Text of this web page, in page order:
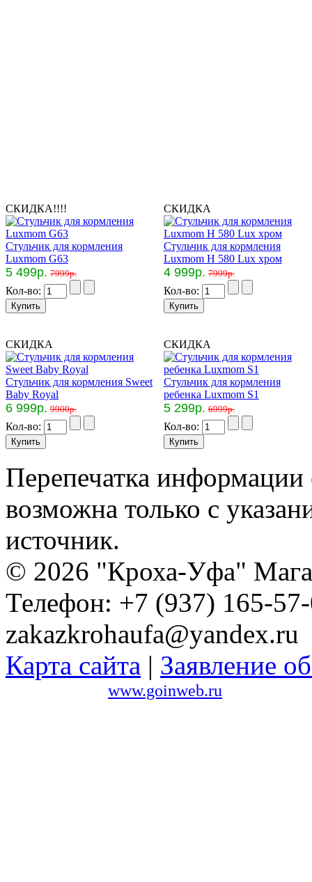
СКИДКА!!!!
Стульчик для кормления
Luxmom G63
5 499р. 7999р.
Кол-во:
СКИДКА
Стульчик для кормления
Luxmom H 580 Lux хром
4 999р. 7999р.
Кол-во:
СКИДКА
Стульчик для кормления Sweet
Baby Royal
6 999р. 9900р.
Кол-во:
СКИДКА
Стульчик для кормления
ребенка Luxmom S1
5 299р. 6999р.
Кол-во:
Перепечатка
возможна только с
источник.
© 2026 "Кроха-Уфа"
Телефон: +7 (937) 165-
zakazkrohaufa@yandex.ru
Карта сайта | Заявление
www.goinweb.ru